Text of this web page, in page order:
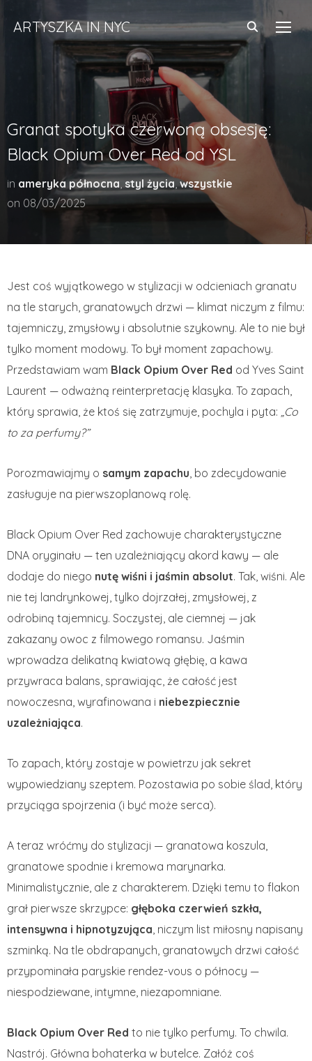
ARTYSZKA IN NYC
Granat spotyka czerwoną obsesję:
Black Opium Over Red od YSL
in ameryka północna, styl życia,wszystkie
on 08/03/2025
Jest coś wyjątkowego w stylizacji w odcieniach granatu
na tle starych, granatowych drzwi — klimat niczym z filmu:
tajemniczy, zmysłowy i absolutnie szykowny. Ale to nie był
tylko moment modowy. To był moment zapachowy.
Przedstawiam wam Black Opium Over Red od Yves Saint
Laurent — odważną reinterpretację klasyka. To zapach,
który sprawia, że ktoś się zatrzymuje, pochyla i pyta: „Co
to za perfumy?”
Porozmawiajmy o samym zapachu, bo zdecydowanie
zasługuje na pierwszoplanową rolę.
Black Opium Over Red zachowuje charakterystyczne
DNA oryginału — ten uzależniający akord kawy — ale
dodaje do niego nutę wiśni i jaśmin absolut. Tak, wiśni. Ale
nie tej landrynkowej, tylko dojrzałej, zmysłowej, z
odrobiną tajemnicy. Soczystej, ale ciemnej — jak
zakazany owoc z filmowego romansu. Jaśmin
wprowadza delikatną kwiatową głębię, a kawa
przywraca balans, sprawiając, że całość jest
nowoczesna, wyrafinowana i niebezpiecznie
uzależniająca.
To zapach, który zostaje w powietrzu jak sekret
wypowiedziany szeptem. Pozostawia po sobie ślad, który
przyciąga spojrzenia (i być może serca).
A teraz wróćmy do stylizacji — granatowa koszula,
granatowe spodnie i kremowa marynarka.
Minimalistycznie, ale z charakterem. Dzięki temu to flakon
grał pierwsze skrzypce: głęboka czerwień szkła,
intensywna i hipnotyzująca, niczym list miłosny napisany
szminką. Na tle obdrapanych, granatowych drzwi całość
przypominała paryskie rendez-vous o północy —
niespodziewane, intymne, niezapomniane.
Black Opium Over Red to nie tylko perfumy. To chwila.
Nastrój. Główna bohaterka w butelce. Załóż coś